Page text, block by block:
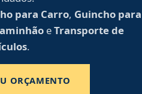
para Carro, Guincho para
eTransporte de
.
ORÇAMENTO